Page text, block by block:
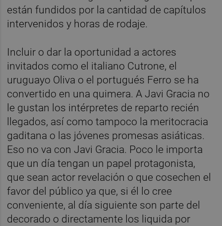
están fundidos por la cantidad de capítulos
intervenidos y horas de rodaje.
Incluir o dar la oportunidad a actores
invitados como el italiano Cutrone, el
uruguayo Oliva o el portugués Ferro se ha
convertido en una quimera. A Javi Gracia no
le gustan los intérpretes de reparto recién
llegados, así como tampoco la meritocracia
gaditana o las jóvenes promesas asiáticas.
Eso no va con Javi Gracia. Poco le importa
que un día tengan un papel protagonista,
que sean actor revelación o que cosechen el
favor del público ya que, si él lo cree
conveniente, al día siguiente son parte del
decorado o directamente los liquida por